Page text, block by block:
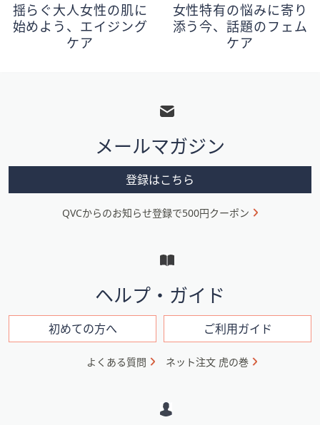
揺らぐ大人女性の肌に
始めよう、エイジング
ケア
女性特有の悩みに寄り
添う今、話題のフェム
ケア
メ
ニ
ン
メールマガジン
登録はこちら
QVCからのお知らせ登録で500円クーポン
ヘルプ・ガイド
初めての方へ ご利用ガイド
よくある質問 ネット注文 虎の巻